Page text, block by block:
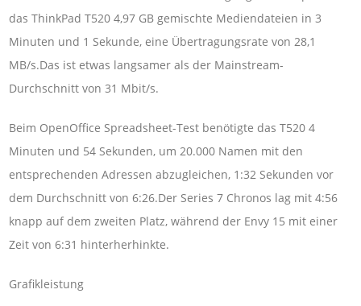
das ThinkPad T520 4,97 GB gemischte Mediendateien in 3
Minuten und 1 Sekunde, eine Übertragungsrate von 28,1
MB/s.Das ist etwas langsamer als der Mainstream-
Durchschnitt von 31 Mbit/s.
Beim OpenOffice Spreadsheet-Test benötigte das T520 4
Minuten und 54 Sekunden, um 20.000 Namen mit den
entsprechenden Adressen abzugleichen, 1:32 Sekunden vor
dem Durchschnitt von 6:26.Der Series 7 Chronos lag mit 4:56
knapp auf dem zweiten Platz, während der Envy 15 mit einer
Zeit von 6:31 hinterherhinkte.
Grafikleistung